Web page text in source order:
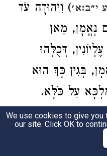
י״ב:א׳) וִיהוּדָה עֹד
נְאֱמָן, מַאן
דְּכֻלְּהוּ
בְּגִין כָּךְ הוּא
עַל כֹּלָּא.
JUDAH, THEE
. R. Simeon
assigned to Judah;
We use cookies to give
our site. Click OK to